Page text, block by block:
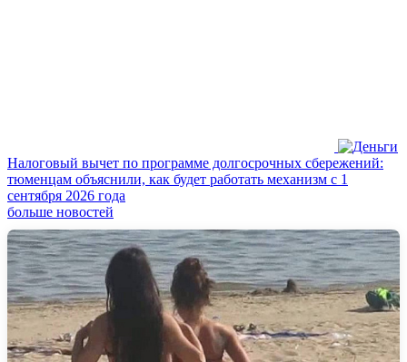
Налоговый вычет по программе долгосрочных сбережений:
тюменцам объяснили, как будет работать механизм с 1
сентября 2026 года
больше новостей